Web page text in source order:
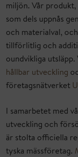
miljön. Vår produkt,
som dels uppnås
och materialval,
tillförlitlig och
oundvikliga
hållbar utveckling
företagsnätverket
I samarbetet med
utveckling och
är stolta officiella
tyska mässföretag.